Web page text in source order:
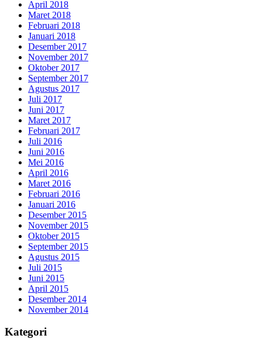
April 2018
Maret 2018
Februari 2018
Januari 2018
Desember 2017
November 2017
Oktober 2017
September 2017
Agustus 2017
Juli 2017
Juni 2017
Maret 2017
Februari 2017
Juli 2016
Juni 2016
Mei 2016
April 2016
Maret 2016
Februari 2016
Januari 2016
Desember 2015
November 2015
Oktober 2015
September 2015
Agustus 2015
Juli 2015
Juni 2015
April 2015
Desember 2014
November 2014
Kategori